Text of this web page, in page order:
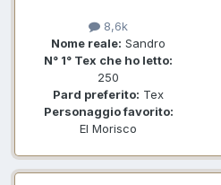
8,6k
Nome reale: Sandro
N° 1° Tex che ho letto:
250
Pard preferito: Tex
Personaggio favorito:
El Morisco